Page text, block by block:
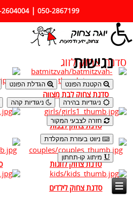
050-2867199
|
נגישות
הקטנת הפונט הגדלת הפונט
ניגודיות בהירה ניגודיות קהה
חזרה לצבעי המקור
ניווט בעזרת המקלדת
מיתוג קו-תחתון
סדנת צחוק לזוג
סדנת צחוק לבת מצווה
סדנת צחוק לבנות
סדנת צחוק לזוגות
סדנת צחוק לילדים